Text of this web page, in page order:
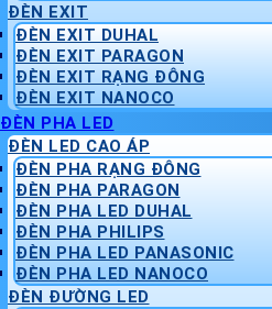
ĐÈN EXIT
ĐÈN EXIT DUHAL
ĐÈN EXIT PARAGON
ĐÈN EXIT RẠNG ĐÔNG
ĐÈN EXIT NANOCO
ĐÈN PHA LED
ĐÈN LED CAO ÁP
ĐÈN PHA RẠNG ĐÔNG
ĐÈN PHA PARAGON
ĐÈN PHA LED DUHAL
ĐÈN PHA PHILIPS
ĐÈN PHA LED PANASONIC
ĐÈN PHA LED NANOCO
ĐÈN ĐƯỜNG LED